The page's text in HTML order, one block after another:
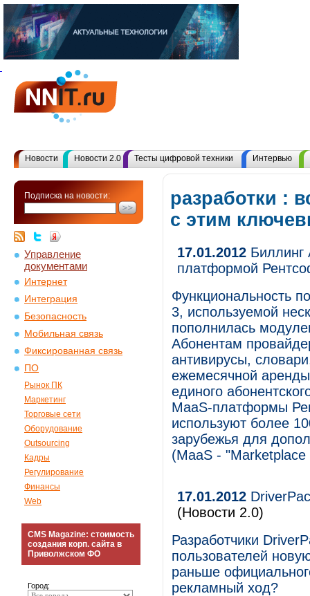
Новости Новости 2.0 Тесты цифровой техники Интервью
Подписка на новости:
Управление
документами
Интернет
Интеграция
Безопасность
Мобильная связь
Фиксированная связь
ПО
Рынок ПК
Маркетинг
Торговые сети
Оборудование
Outsourcing
Кадры
Регулирование
Финансы
Web
CMS Magazine: стоимость
создания корп. сайта в
Приволжском ФО
Город:
разработки :
с этим
17.01.2012 Биллинг
платформой
Функциональность
3, используемой
пополнилась
Абонентам
антивирусы,
ежемесячной
единого
MaaS-платформы
используют более
зарубежья для
(MaaS - "Marketplace
17.01.2012
(Новости 2.0)
Разработчики
пользователей
раньше
рекламный ход?